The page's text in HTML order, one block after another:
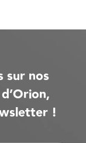
sur nos
!